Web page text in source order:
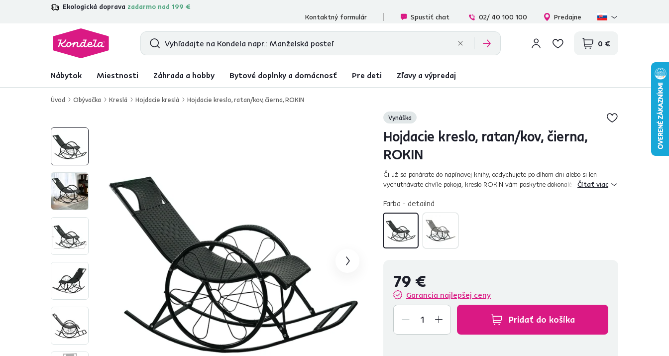
Ekologická doprava zadarmo nad 199 €
4,7 31 211overených produktových recenzií
Kontaktný formulár
Spustiť chat 02/ 40 100 100 Predajne
0 €
Nábytok Miestnosti Záhrada a hobby Bytové doplnky a domácnosť Pre deti Zľavy a výpredaj
Úvod Obývačka Kreslá Hojdacie kreslá Hojdacie kreslo, ratan/kov, čierna, ROKIN
Vynáška
Hojdacie kreslo, ratan/kov, čierna,
ROKIN
Či už sa ponárate do napínavej knihy, oddychujete po dlhom dni alebo si len
vychutnávate chvíle pokoja, kreslo ROKIN vám poskytne dokonalé pohodlie a
Čítať viac
Farba - detailná
79 €
Garancia najlepšej ceny
Pridať do košíka